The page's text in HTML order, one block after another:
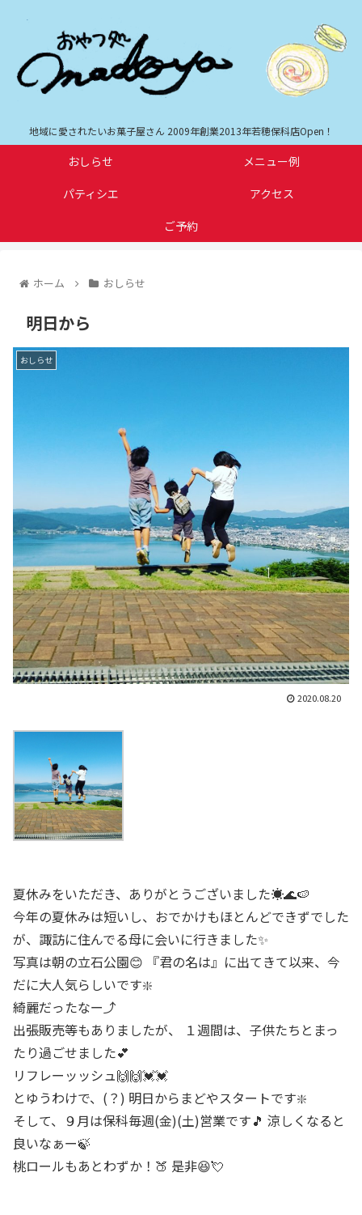
地域に愛されたいお菓子屋さん 2009年創業2013年若穂保科店Open！
おしらせ
メニュー例
パティシエ
アクセス
ご予約
ホーム おしらせ
明日から
おしらせ
2020.08.20
夏休みをいただき、ありがとうございました☀️🌊🍉
今年の夏休みは短いし、おでかけもほとんどできずでした
が、諏訪に住んでる母に会いに行きました✨
写真は朝の立石公園😊 『君の名は』に出てきて以来、今
だに大人気らしいです❇️
綺麗だったなー⤴️
出張販売等もありましたが、 １週間は、子供たちとまっ
たり過ごせました💕
リフレーッッシュ🙌🙌💓💓
とゆうわけで、(？) 明日からまどやスタートです❇️
そして、９月は保科毎週(金)(土)営業です🎵 涼しくなると
良いなぁー🍃
桃ロールもあとわずか！🍑 是非😆💘